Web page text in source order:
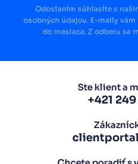
Odoslaním súhlasíte s
osobných údajov. E-maily
do mesiaca. Z odberu sa
Ste klient a
+421